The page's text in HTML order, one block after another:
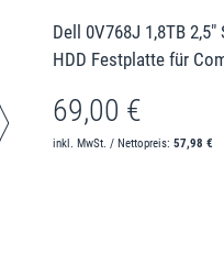
Dell 0V768J 1,8TB 2,5"
HDD Festplatte für
69,00 €
inkl. MwSt. / Nettopreis:57,98 €